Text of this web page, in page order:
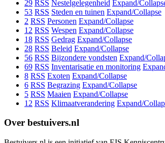
29 RSS Nestelgelegenheid Expand/
53 RSS Steden en tuinen Expand/Collapse
2 RSS Personen Expand/Collapse
12 RSS Wespen Expand/Collapse
18 RSS Gedrag Expand/Collapse
28 RSS Beleid Expand/Collapse
56 RSS Bijzondere vondsten Expand/
69 RSS Inventarisatie en monitoring
8 RSS Exoten Expand/Collapse
6 RSS Begrazing Expand/Collapse
5 RSS Maaien Expand/Collapse
12 RSS Klimaatverandering Expand/
Over bestuivers.nl